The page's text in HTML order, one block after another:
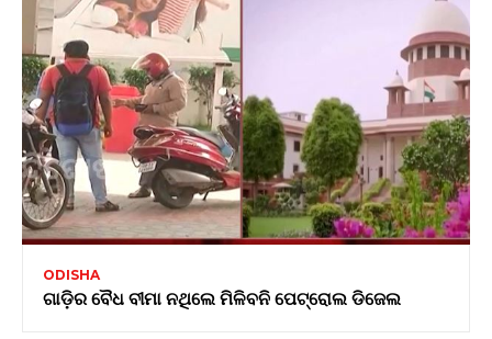
ODISHA
ଗାଡ଼ିର ବୈଧ ବୀମା ନଥିଲେ ମିଳିବନି ପେଟ୍ରୋଲ ଡିଜେଲ